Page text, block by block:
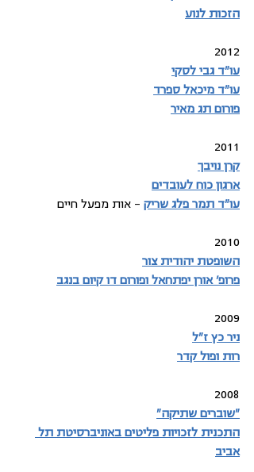
הזכות לנוע
2012
עו"ד גבי לסקי
עו"ד מיכאל ספרד
פורום תג מאיר
2011
קרן נויבך
ארגון כוח לעובדים
עו"ד תמר פלג שריק – אות מפעל חיים
2010
השופטת יהודית צור
פרופ' אורן יפתחאל ופורום דו קיום בנגב
2009
ניר כץ ז"ל
רות ופול קדר
2008
"שוברים שתיקה"
התכנית לזכויות פליטים באוניברסיטת תל
אביב